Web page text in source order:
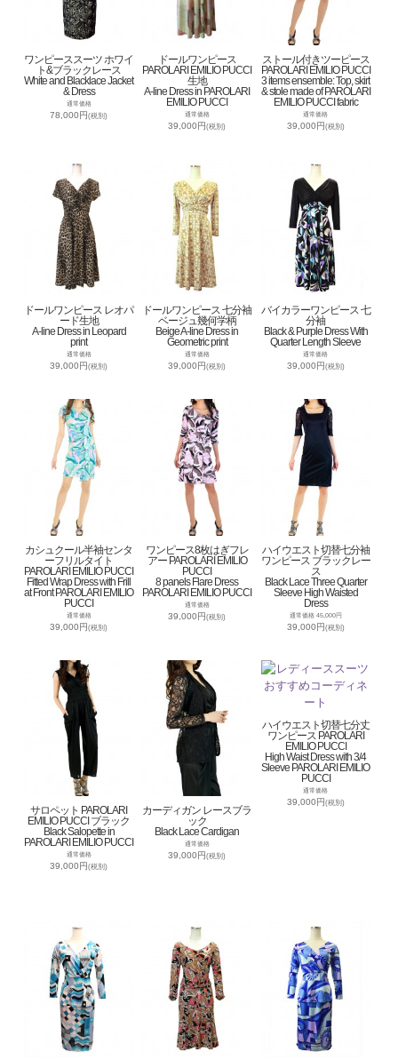
ワンピーススーツ ホワイ
ト&ブラックレース
White and Blacklace Jacket
& Dress
通常価格
78,000円(税別)
ドールワンピース
PAROLARI EMILIO PUCCI
生地
A-line Dress in PAROLARI
EMILIO PUCCI
通常価格
39,000円(税別)
ストール付きツーピース
PAROLARI EMILIO PUCCI
3 items ensemble: Top, skirt
& stole made of PAROLARI
EMILIO PUCCI fabric
通常価格
39,000円(税別)
ドールワンピース レオパ
ード生地
A-line Dress in Leopard
print
通常価格
39,000円(税別)
ドールワンピース 七分袖
ベージュ幾何学柄
Beige A-line Dress in
Geometric print
通常価格
39,000円(税別)
バイカラーワンピース 七
分袖
Black & Purple Dress With
Quarter Length Sleeve
通常価格
39,000円(税別)
カシュクール半袖センタ
ーフリルタイト
PAROLARI EMILIO PUCCI
Fitted Wrap Dress with Frill
at Front PAROLARI EMILIO
PUCCI
通常価格
39,000円(税別)
ワンピース8枚はぎフレ
アー PAROLARI EMILIO
PUCCI
8 panels Flare Dress
PAROLARI EMILIO PUCCI
通常価格
39,000円(税別)
ハイウエスト切替七分袖
ワンピース ブラックレー
ス
Black Lace Three Quarter
Sleeve High Waisted
Dress
通常価格 45,000円
39,000円(税別)
サロペット PAROLARI
EMILIO PUCCI ブラック
Black Salopette in
PAROLARI EMILIO PUCCI
通常価格
39,000円(税別)
カーディガン レースブラ
ック
Black Lace Cardigan
通常価格
39,000円(税別)
ハイウエスト切替七分丈
ワンピース PAROLARI
EMILIO PUCCI
High Waist Dress with 3/4
Sleeve PAROLARI EMILIO
PUCCI
通常価格
39,000円(税別)